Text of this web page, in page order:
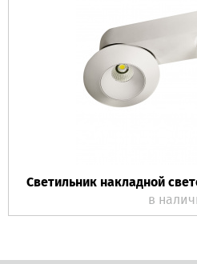
Светильник накладной
в